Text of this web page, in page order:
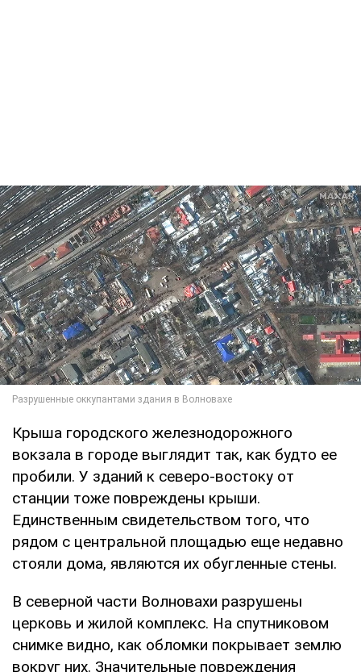
Крыша городского железнодорожного
вокзала в городе выглядит так, как будто ее
пробили. У зданий к северо-востоку от
станции тоже повреждены крыши.
Единственным свидетельством того, что
рядом с центральной площадью еще недавно
стояли дома, являются их обугленные стены.
В северной части Волновахи разрушены
церковь и жилой комплекс. На спутниковом
снимке видно, как обломки покрывает землю
вокруг них. Значительные повреждения